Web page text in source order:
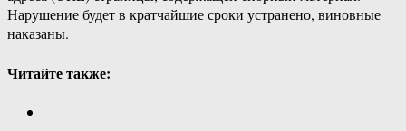
Нарушение будет в кратчайшие сроки устранено, виновные
наказаны.
Читайте также: